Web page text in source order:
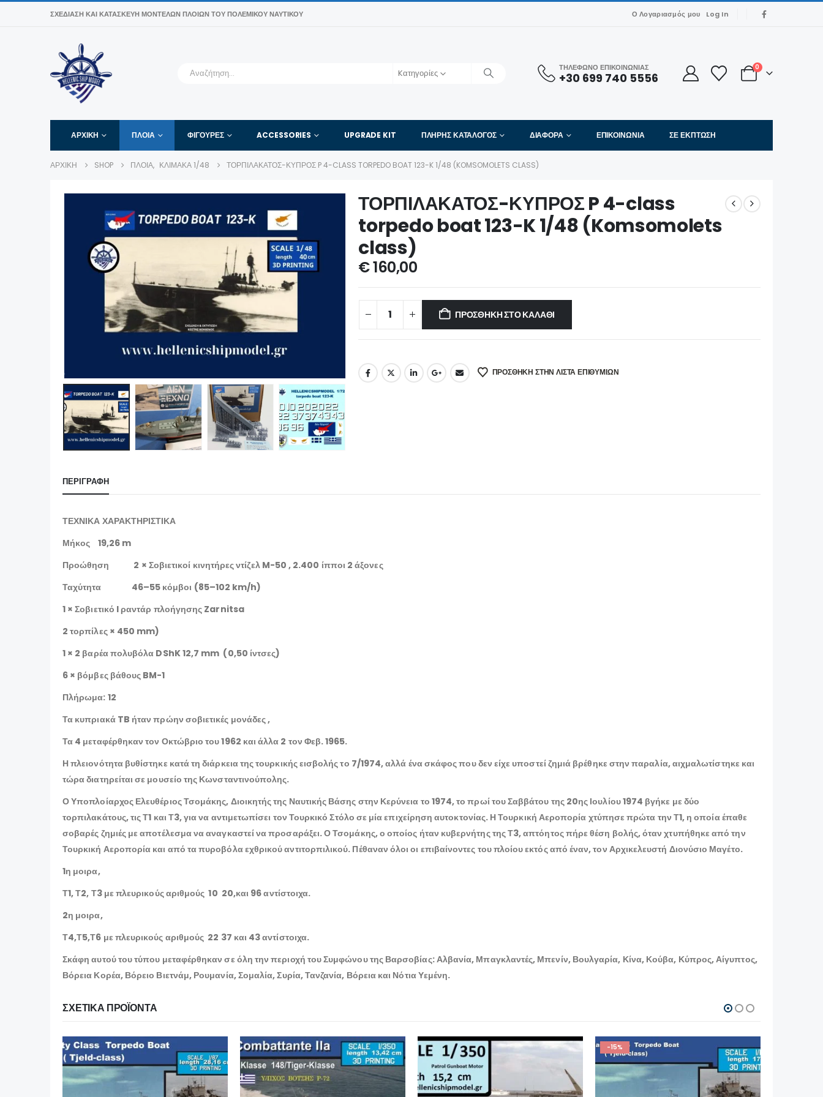
ΣΧΕΔΊΑΣΗ ΚΑΙ ΚΑΤΑΣΚΕΥΉ ΜΟΝΤΈΛΩΝ ΠΛΟΊΩΝ ΤΟΥ ΠΟΛΕΜΙΚΟΎ ΝΑΥΤΙΚΟΎ Ο Λογαριασμός μου Log In
Kατηγορίες ΤΗΛΕΦΩΝΟ ΕΠΙΚΟΙΝΩΝΙΑΣ
+30 699 740 5556
0
ΑΡΧΙΚΉ ΠΛΟΙΑ ΦΙΓΟΎΡΕΣ ACCESSORIES UPGRADE KIT ΠΛΉΡΗΣ ΚΑΤΆΛΟΓΟΣ ΔΙΑΦΟΡΑ ΕΠΙΚΟΙΝΩΝΊΑ ΣΕ ΈΚΠΤΩΣΗ
ΑΡΧΙΚΉ SHOP ΠΛΟΙΑ, ΚΛΊΜΑΚΑ 1/48 ΤΟΡΠΙΛΑΚΑΤΟΣ-ΚΥΠΡΟΣ P 4-CLASS TORPEDO BOAT 123-K 1/48 (KOMSOMOLETS CLASS)
ΤΟΡΠΙΛΑΚΑΤΟΣ-ΚΥΠΡΟΣ P 4-class
torpedo boat 123-K 1/48 (Komsomolets
class)
€160,00
ΠΡΟΣΘΉΚΗ ΣΤΟ ΚΑΛΆΘΙ
ΠΡΌΣΘΉΚΗ ΣΤΗΝ ΛΊΣΤΑ ΕΠΙΘΥΜΙΏΝ
ΠΕΡΙΓΡΑΦΉ
ΤΕΧΝΙΚΑ ΧΑΡΑΚΤΗΡΙΣΤΙΚΑ
Μήκος 19,26 m
Προώθηση 2 × Σοβιετικοί κινητήρες ντίζελ M-50 , 2.400 ίπποι 2 άξονες
Ταχύτητα 46–55 κόμβοι (85–102 km/h)
1 × Σοβιετικό I ραντάρ πλοήγησης Zarnitsa
2 τορπίλες × 450 mm)
1 × 2 βαρέα πολυβόλα DShK 12,7 mm (0,50 ίντσες)
6 × βόμβες βάθους BM-1
Πλήρωμα: 12
Τα κυπριακά TB ήταν πρώην σοβιετικές μονάδες ,
Τα 4 μεταφέρθηκαν τον Οκτώβριο του 1962 και άλλα 2 τον Φεβ. 1965.
Η πλειονότητα βυθίστηκε κατά τη διάρκεια της τουρκικής εισβολής το 7/1974, αλλά ένα σκάφος που δεν είχε υποστεί ζημιά βρέθηκε στην παραλία, αιχμαλωτίστηκε και
τώρα διατηρείται σε μουσείο της Κωνσταντινούπολης.
Ο Υποπλοίαρχος Ελευθέριος Τσομάκης, Διοικητής της Ναυτικής Βάσης στην Κερύνεια το 1974, το πρωί του Σαββάτου της 20ης Ιουλίου 1974 βγήκε με δύο
τορπιλακάτους, τις Τ1 και Τ3, για να αντιμετωπίσει τον Τουρκικό Στόλο σε μία επιχείρηση αυτοκτονίας. Η Τουρκική Αεροπορία χτύπησε πρώτα την Τ1, η οποία έπαθε
σοβαρές ζημιές με αποτέλεσμα να αναγκαστεί να προσαράξει. Ο Τσομάκης, ο οποίος ήταν κυβερνήτης της Τ3, απτόητος πήρε θέση βολής, όταν χτυπήθηκε από την
Τουρκική Αεροπορία και από τα πυροβόλα εχθρικού αντιτορπιλικού. Πέθαναν όλοι οι επιβαίνοντες του πλοίου εκτός από έναν, τον Αρχικελευστή Διονύσιο Μαγέτο.
1η μοιρα,
Τ1, Τ2, Τ3 με πλευρικούς αριθμούς 10 20,και 96 αντίστοιχα.
2η μοιρα,
Τ4,Τ5,Τ6 με πλευρικούς αριθμούς 22 37 και 43 αντίστοιχα.
Σκάφη αυτού του τύπου μεταφέρθηκαν σε όλη την περιοχή του Συμφώνου της Βαρσοβίας: Αλβανία, Μπαγκλαντές, Μπενίν, Βουλγαρία, Κίνα, Κούβα, Κύπρος, Αίγυπτος,
Βόρεια Κορέα, Βόρειο Βιετνάμ, Ρουμανία, Σομαλία, Συρία, Τανζανία, Βόρεια και Νότια Υεμένη.
ΣΧΕΤΙΚΆ ΠΡΟΪΌΝΤΑ
-15%